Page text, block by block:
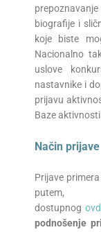
biografije i
koje biste
Nacionalno
uslove
nastavnike i
prijavu
Baze
Način prijave
Prijave
putem,
dostupnog
podnošenje